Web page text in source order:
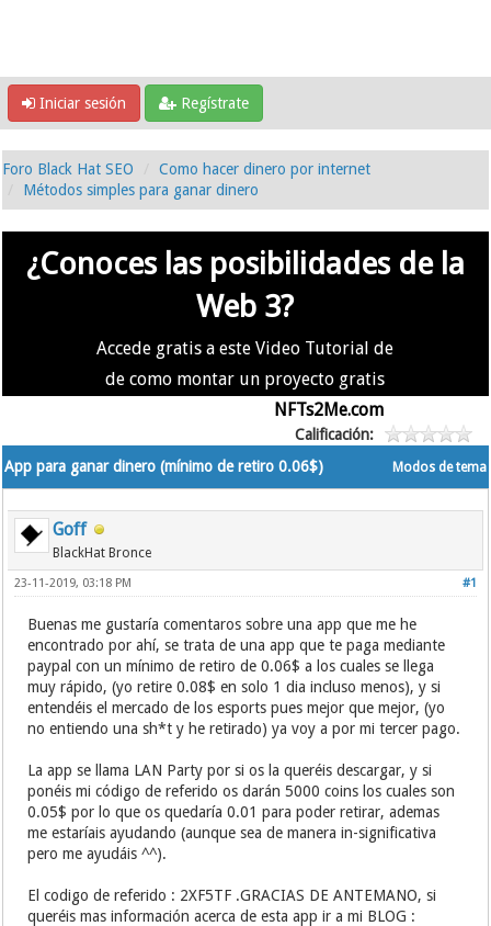
Iniciar sesión Regístrate
Foro Black Hat SEO
Como hacer dinero por internet
Métodos simples para ganar dinero
¿Conoces las posibilidades de la
Web 3?
Accede gratis a este Video Tutorial de
de como montar un proyecto gratis
NFTs2Me.com
Calificación:
Modos de tema
App para ganar dinero (mínimo de retiro 0.06$)
Goff
BlackHat Bronce
#1
23-11-2019, 03:18 PM
Buenas me gustaría comentaros sobre una app que me he
encontrado por ahí, se trata de una app que te paga mediante
paypal con un mínimo de retiro de 0.06$ a los cuales se llega
muy rápido, (yo retire 0.08$ en solo 1 dia incluso menos), y si
entendéis el mercado de los esports pues mejor que mejor, (yo
no entiendo una sh*t y he retirado) ya voy a por mi tercer pago.
La app se llama LAN Party por si os la queréis descargar, y si
ponéis mi código de referido os darán 5000 coins los cuales son
0.05$ por lo que os quedaría 0.01 para poder retirar, ademas
me estaríais ayudando (aunque sea de manera in-significativa
pero me ayudáis ^^).
El codigo de referido : 2XF5TF .GRACIAS DE ANTEMANO, si
queréis mas información acerca de esta app ir a mi BLOG :